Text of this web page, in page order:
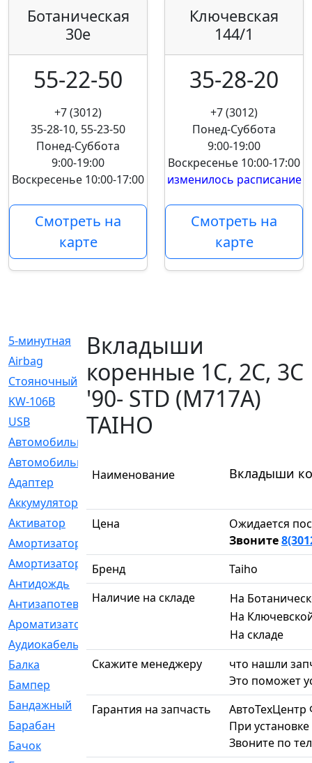
Ботаническая
30е
55-22-50
+7 (3012)
35-28-10, 55-23-50
Понед-Суббота
9:00-19:00
Воскресенье 10:00-17:00
Смотреть на
карте
Ключевская
144/1
35-28-20
+7 (3012)
Понед-Суббота
9:00-19:00
Воскресенье 10:00-17:00
изменилось расписание
Смотреть на
карте
5-минутная
[1]
Airbag
[18]
Cтояночный
[1]
KW-106B
[0]
USB
[6]
Автомобильное
Автомобильный
Адаптер
[3]
Аккумулятор
Активатор
Амортизатор
Амортизаторы
Антидождь
[1]
Антизапотеватель
[1]
Ароматизатор
Аудиокабель
Балка
[58]
Бампер
Бандажный
[6]
Барабан
Бачок
Вкладыши
коренные 1C, 2C, 3C
'90- STD (M717A)
TAIHO
Наименование Вкладыши
Цена
Ожидается
Звоните
Бренд
Taiho
Наличие на складе
На
На
На складе
Скажите менеджеру
что нашли
Это поможет
Гарантия на запчасть
При
Звоните по